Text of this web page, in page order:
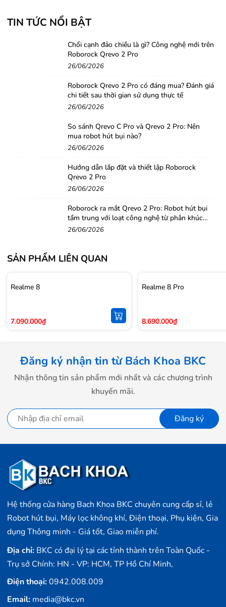
Chiếc smartphone có kích thước 160.6 x 73.9 x 8.1 mm
nhàng, bạn có thể dễ dàng mang theo đi đến bất cứ nơi
Bên cạnh đó, Realme 8 Pro còn được trang bị hệ thống
sàng đem tới cho người dùng trải nghiệm âm thanh
tuyệt đỉnh.
Cả hai màu Infinity Blue, Infinity Black đều được hoàn
thiện nhám cùng hiệu ứng gradient tuyệt đẹp, người
thích hay cá tính với bản thân.
Màn hình giải trí sắc nét, chiến game siêu mượt mà
Giống với Realme 8, Realme 8 Pro tiếp tục sử dụng
một màn hình cảm ứng Super AMOLED với kích thước
6.4 inch, độ phân giải cao Full HD+ cho phép hình ảnh
được phản ánh chân thực với độ chi tiết rất cao.
TIN TỨC NỔI BẬT
Chổi cạnh đảo chiều là gì? Công nghệ mới trên
Roborock Qrevo 2 Pro
26/06/2026
Roborock Qrevo 2 Pro có đáng mua? Đánh giá
chi tiết sau thời gian sử dụng thực tế
26/06/2026
So sánh Qrevo C Pro và Qrevo 2 Pro: Nên
mua robot hút bụi nào?
26/06/2026
Hướng dẫn lắp đặt và thiết lập Roborock
Qrevo 2 Pro
26/06/2026
Roborock ra mắt Qrevo 2 Pro: Robot hút bụi
tầm trung với loạt công nghệ từ phân khúc
cao cấp
26/06/2026
SẢN PHẨM LIÊN QUAN
Realme 8
7.090.000₫
Realme 8 Pro
8.690.000₫
Đăng ký nhận tin từ Bách Khoa BKC
Nhận thông tin sản phẩm mới nhất và các chương trình
khuyến mãi.
Đăng ký
Hệ thống cửa hàng Bach Khoa BKC chuyên cung cấp sỉ, lẻ
Robot hút bụi, Máy lọc không khí, Điện thoại, Phụ kiện, Gia
dụng Thông minh - Giá tốt, Giao miễn phí.
Địa chỉ: BKC có đại lý tại các tỉnh thành trên Toàn Quốc -
Trụ sở Chính: HN - VP: HCM, TP Hồ Chí Minh,
Điện thoại:0942.008.009
Email: media@bkc.vn